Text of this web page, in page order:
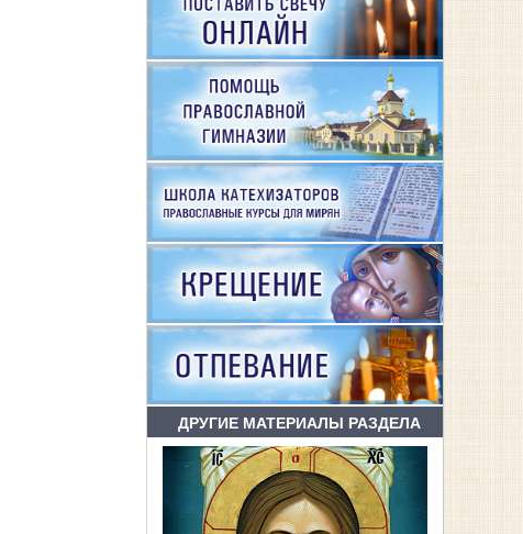
ДРУГИЕ МАТЕРИАЛЫ РАЗДЕЛА